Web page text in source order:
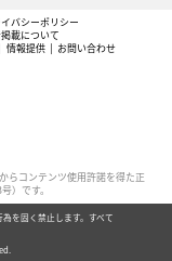
バシーポリシー
載について
情報提供 お問い合わせ
らコンテンツ使用許諾を得た正
）です。
を固く禁止します。すべて